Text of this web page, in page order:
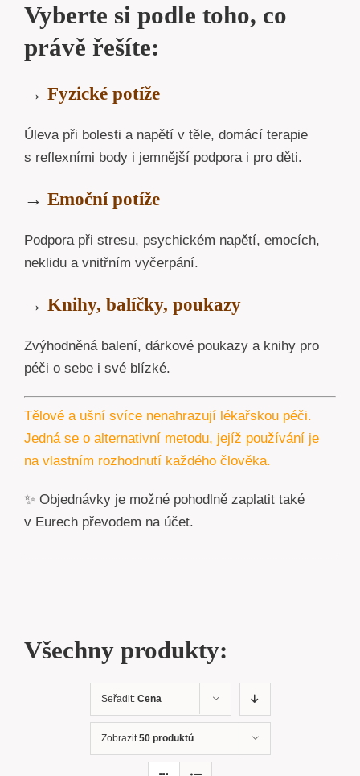
Vyberte si podle toho, co
právě řešíte:
→ Fyzické potíže
Úleva při bolesti a napětí v těle, domácí terapie
s reflexními body i jemnější podpora i pro děti.
→ Emoční potíže
Podpora při stresu, psychickém napětí, emocích,
neklidu a vnitřním vyčerpání.
→ Knihy, balíčky, poukazy
Zvýhodněná balení, dárkové poukazy a knihy pro
péči o sebe i své blízké.
Tělové a ušní svíce nenahrazují lékařskou péči.
Jedná se o alternativní metodu, jejíž používání je
na vlastním rozhodnutí každého člověka.
✨ Objednávky je možné pohodlně zaplatit také
v Eurech převodem na účet.
Všechny produkty:
Seřadit: Cena
Zobrazit 50 produktů